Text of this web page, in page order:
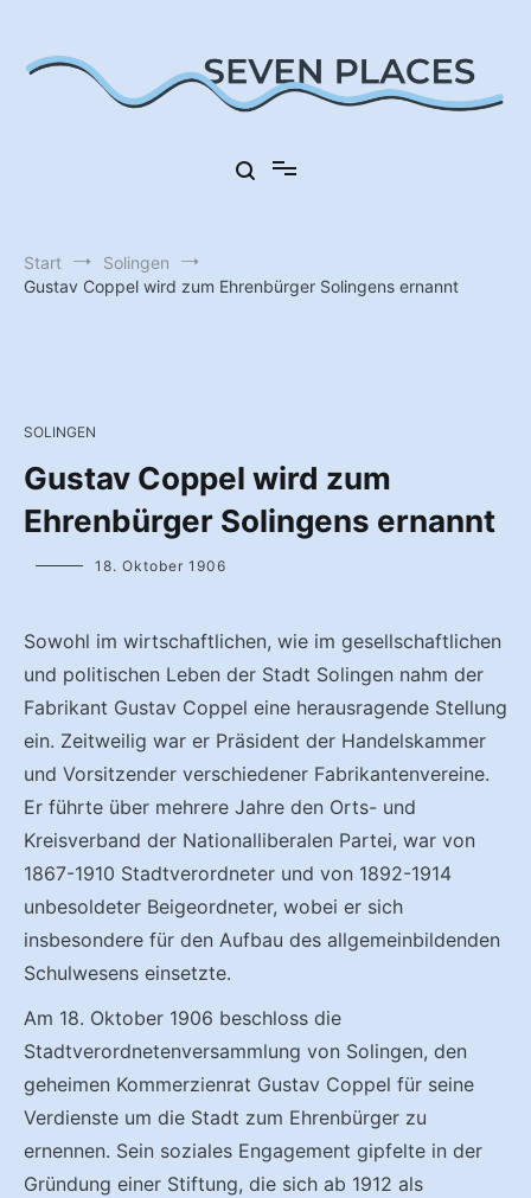
springen
Start
Solingen
Gustav Coppel wird zum Ehrenbürger Solingens ernannt
SOLINGEN
Gustav Coppel wird zum
Ehrenbürger Solingens ernannt
18. Oktober 1906
Sowohl im wirtschaftlichen, wie im gesellschaftlichen
und politischen Leben der Stadt Solingen nahm der
Fabrikant Gustav Coppel eine herausragende Stellung
ein. Zeitweilig war er Präsident der Handelskammer
und Vorsitzender verschiedener Fabrikantenvereine.
Er führte über mehrere Jahre den Orts- und
Kreisverband der Nationalliberalen Partei, war von
1867-1910 Stadtverordneter und von 1892-1914
unbesoldeter Beigeordneter, wobei er sich
insbesondere für den Aufbau des allgemeinbildenden
Schulwesens einsetzte.
Am 18. Oktober 1906 beschloss die
Stadtverordnetenversammlung von Solingen, den
geheimen Kommerzienrat Gustav Coppel für seine
Verdienste um die Stadt zum Ehrenbürger zu
ernennen. Sein soziales Engagement gipfelte in der
Gründung einer Stiftung, die sich ab 1912 als